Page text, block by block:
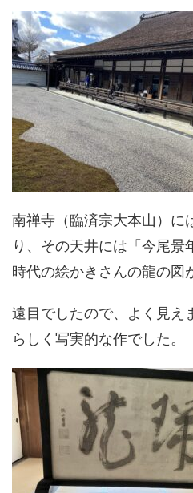
南禅寺（臨済宗大本山）に
り、その天井には「今尾
時代の絵かきさんの龍の図
遠目でしたので、よく見え
らしく写実的な作でした。